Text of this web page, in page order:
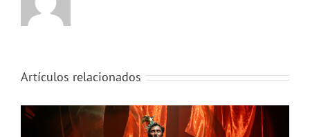
Artículos relacionados